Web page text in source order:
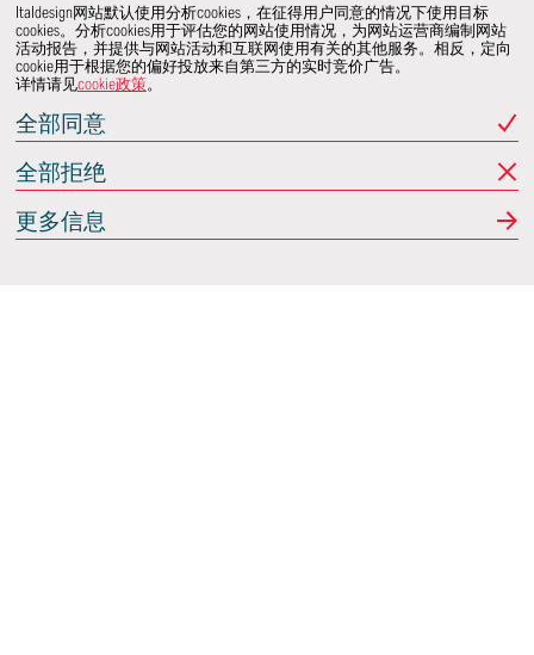
Italdesign网站默认使用分析cookies，在征得用户同意的情况下使用目标
cookies。分析cookies用于评估您的网站使用情况，为网站运营商编制网站
活动报告，并提供与网站活动和互联网使用有关的其他服务。相反，定向
cookie用于根据您的偏好投放来自第三方的实时竞价广告。
详情请见cookie政策。
全部同意
全部拒绝
更多信息